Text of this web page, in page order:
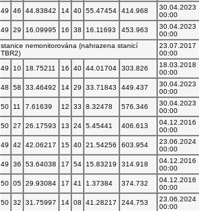
49 46 44.83842 14 40 55.47454 414.968
30.04.2023
00:00
49 29 16.09995 16 38 16.11693 453.963
30.04.2023
00:00
stanice nemonitorována (nahrazena stanicí
TBR2)
23.07.2017
00:00
49 10 18.75211 16 40 44.01704 303.826
18.03.2018
00:00
48 58 33.46492 14 29 33.71843 449.437
30.04.2023
00:00
50 11 7.61639 12 33 8.32478 576.346
30.04.2023
00:00
50 27 26.17593 13 24 5.45441 406.613
04.12.2016
00:00
49 42 42.06217 15 40 21.54256 603.954
23.06.2024
00:00
49 36 53.64038 17 54 15.83219 314.918
04.12.2016
00:00
50 05 29.93084 17 41 1.37384 374.732
04.12.2016
00:00
50 32 31.75997 14 08 41.28217 244.753
23.06.2024
00:00